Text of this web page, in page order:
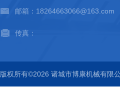
邮箱：18264663066@163.com
传真：
版权所有©2026 诸城市博康机械有限